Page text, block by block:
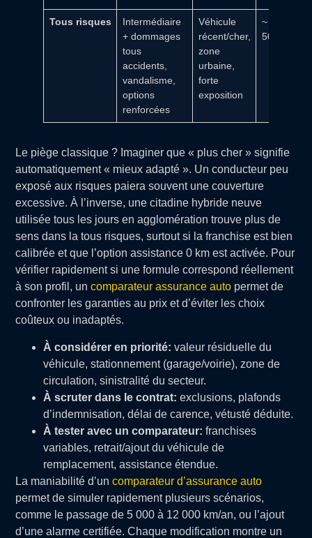
Tous risques
Intermédiaire
+ dommages
tous
accidents,
vandalisme,
options
renforcées
Véhicule
récent/cher,
zone
urbaine,
forte
exposition
~ 800 à 1
500 €+
Le piège classique ? Imaginer que « plus cher » signifie
automatiquement « mieux adapté ». Un conducteur peu
exposé aux risques paiera souvent une couverture
excessive. À l’inverse, une citadine hybride neuve
utilisée tous les jours en agglomération trouve plus de
sens dans la tous risques, surtout si la franchise est bien
calibrée et que l’option assistance 0 km est activée. Pour
vérifier rapidement si une formule correspond réellement
à son profil, uncomparateur assurance auto permet de
confronter les garanties au prix et d’éviter les choix
coûteux ou inadaptés.
À considérer en priorité: valeur résiduelle du
véhicule, stationnement (garage/voirie), zone de
circulation, sinistralité du secteur.
À scruter dans le contrat: exclusions, plafonds
d’indemnisation, délai de carence, vétusté déduite.
À tester avec un comparateur: franchises
variables, retrait/ajout du véhicule de
remplacement, assistance étendue.
La maniabilité d’uncomparateur d’assurance auto
permet de simuler rapidement plusieurs scénarios,
comme le passage de 5 000 à 12 000 km/an, ou l’ajout
d’une alarme certifiée. Chaque modification montre un